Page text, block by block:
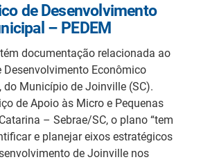
de Desenvolvimento
– PEDEM
documentação relacionada ao
Desenvolvimento Econômico
do Município de Joinville (SC).
de Apoio às Micro e Pequenas
– Sebrae/SC, o plano “tem
e planejar eixos estratégicos
de Joinville nos